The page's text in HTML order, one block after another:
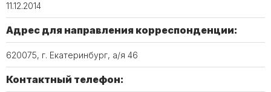
11.12.2014
Адрес для направления корреспонденции:
620075, г. Екатеринбург, а/я 46
Контактный телефон: